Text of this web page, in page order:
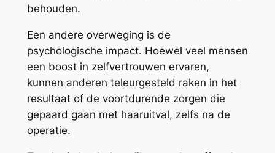
behouden.
Een andere overweging is de
psychologische impact. Hoewel veel mensen
een boost in zelfvertrouwen ervaren,
kunnen anderen teleurgesteld raken in het
resultaat of de voortdurende zorgen die
gepaard gaan met haaruitval, zelfs na de
operatie.